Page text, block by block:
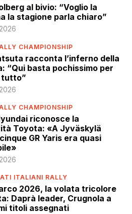
al bivio: “Voglio la
la stagione parla chiaro”
CHAMPIONSHIP
racconta l’inferno della
“Qui basta pochissimo per
tutto”
CHAMPIONSHIP
riconosce la
Toyota: «A Jyväskylä
GR Yaris era quasi
ITALIANI RALLY
2026, la volata tricolore
Daprà leader, Crugnola a
titoli assegnati